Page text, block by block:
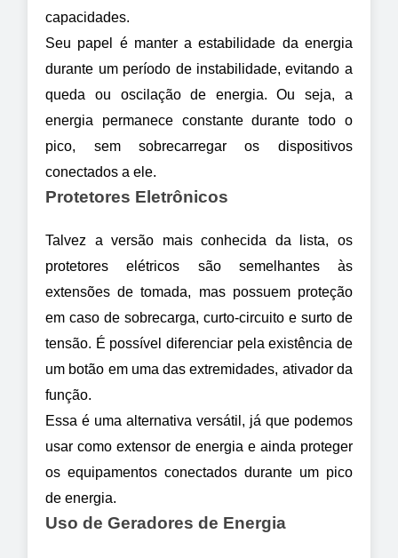
capacidades.
Seu papel é manter a estabilidade da energia
durante um período de instabilidade, evitando a
queda ou oscilação de energia. Ou seja, a
energia permanece constante durante todo o
pico, sem sobrecarregar os dispositivos
conectados a ele.
Protetores Eletrônicos
Talvez a versão mais conhecida da lista, os
protetores elétricos são semelhantes às
extensões de tomada, mas possuem proteção
em caso de sobrecarga, curto-circuito e surto de
tensão. É possível diferenciar pela existência de
um botão em uma das extremidades, ativador da
função.
Essa é uma alternativa versátil, já que podemos
usar como extensor de energia e ainda proteger
os equipamentos conectados durante um pico
de energia.
Uso de Geradores de Energia